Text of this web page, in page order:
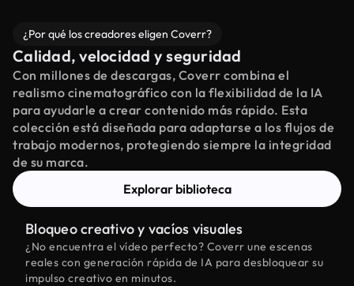
¿Por qué los creadores eligen Coverr?
Calidad, velocidad y seguridad
Con millones de descargas, Coverr combina el
realismo cinematográfico con la flexibilidad de la IA
para ayudarle a crear contenido más rápido. Esta
colección está diseñada para adaptarse a los flujos de
trabajo modernos, protegiendo siempre la integridad
de su marca.
Explorar biblioteca
Bloqueo creativo y vacíos visuales
¿No encuentra el vídeo perfecto? Coverr une escenas
reales con generación rápida de IA para desbloquear su
impulso creativo en minutos.